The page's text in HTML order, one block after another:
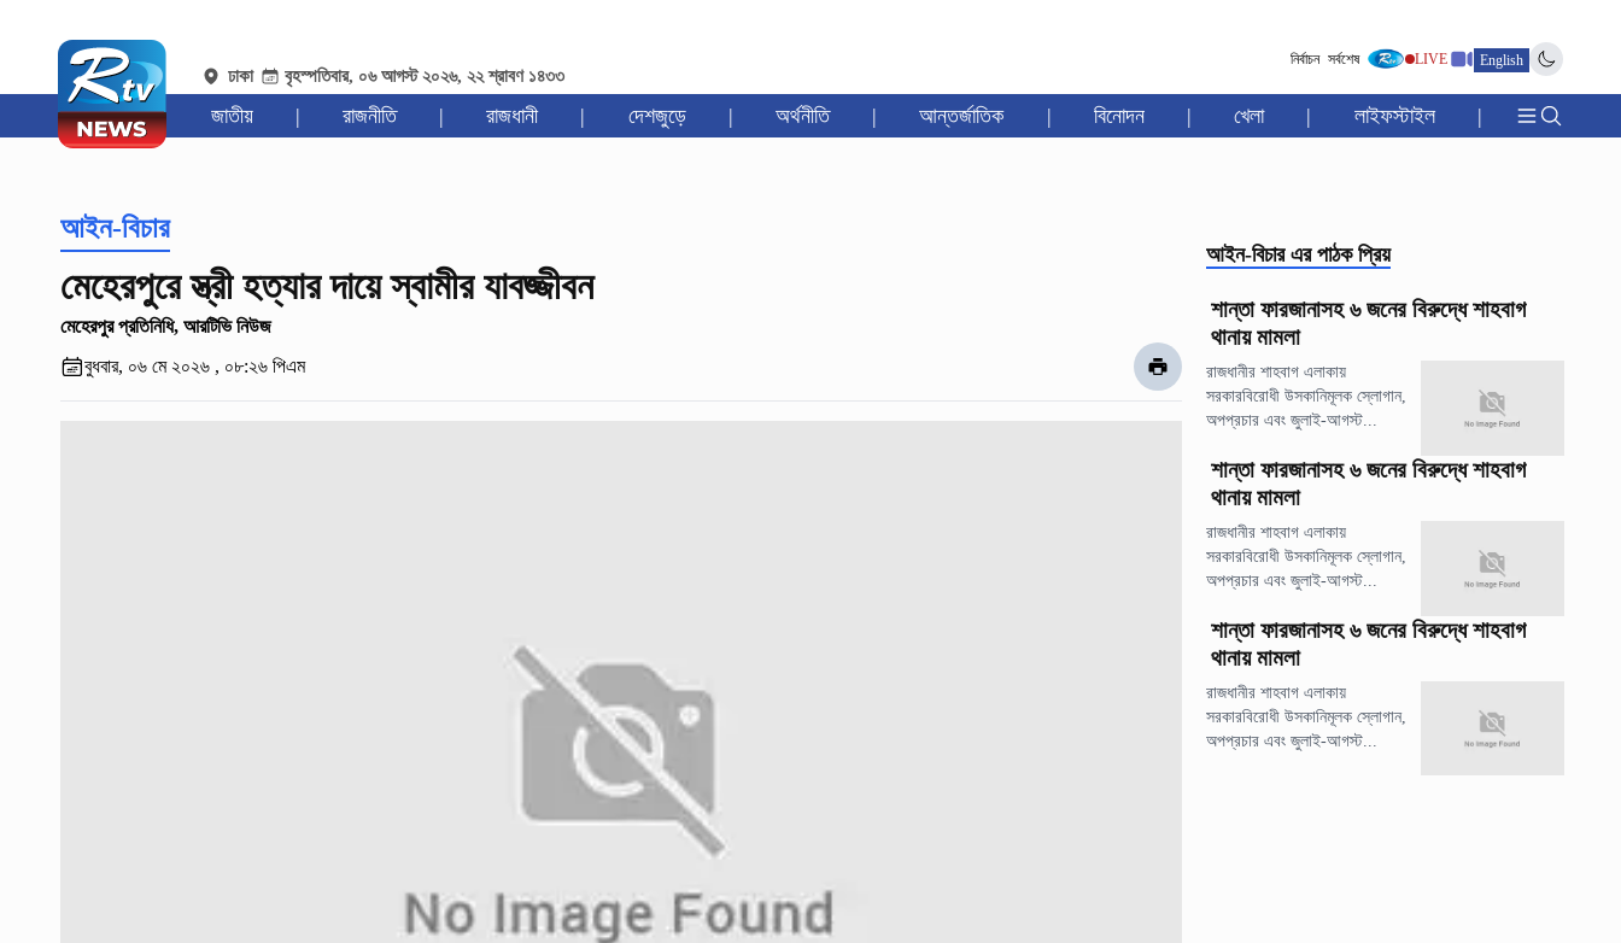
ঢাকা বৃহস্পতিবার, ০৬ আগস্ট ২০২৬, ২২ শ্রাবণ ১৪৩৩
নির্বাচন সর্বশেষ LIVE English
জাতীয় | রাজনীতি | রাজধানী | দেশজুড়ে | অর্থনীতি | আন্তর্জাতিক | বিনোদন | খেলা | লাইফস্টাইল |
আইন-বিচার
মেহেরপুরে স্ত্রী হত্যার দায়ে স্বামীর যাবজ্জীবন
মেহেরপুর প্রতিনিধি, আরটিভি নিউজ
বুধবার, ০৬ মে ২০২৬ , ০৮:২৬ পিএম
আইন-বিচার এর পাঠক প্রিয়
শান্তা ফারজানাসহ ৬ জনের বিরুদ্ধে শাহবাগ
থানায় মামলা
রাজধানীর শাহবাগ এলাকায়
সরকারবিরোধী উসকানিমূলক স্লোগান,
অপপ্রচার এবং জুলাই-আগস্ট...
শান্তা ফারজানাসহ ৬ জনের বিরুদ্ধে শাহবাগ
থানায় মামলা
রাজধানীর শাহবাগ এলাকায়
সরকারবিরোধী উসকানিমূলক স্লোগান,
অপপ্রচার এবং জুলাই-আগস্ট...
শান্তা ফারজানাসহ ৬ জনের বিরুদ্ধে শাহবাগ
থানায় মামলা
রাজধানীর শাহবাগ এলাকায়
সরকারবিরোধী উসকানিমূলক স্লোগান,
অপপ্রচার এবং জুলাই-আগস্ট...